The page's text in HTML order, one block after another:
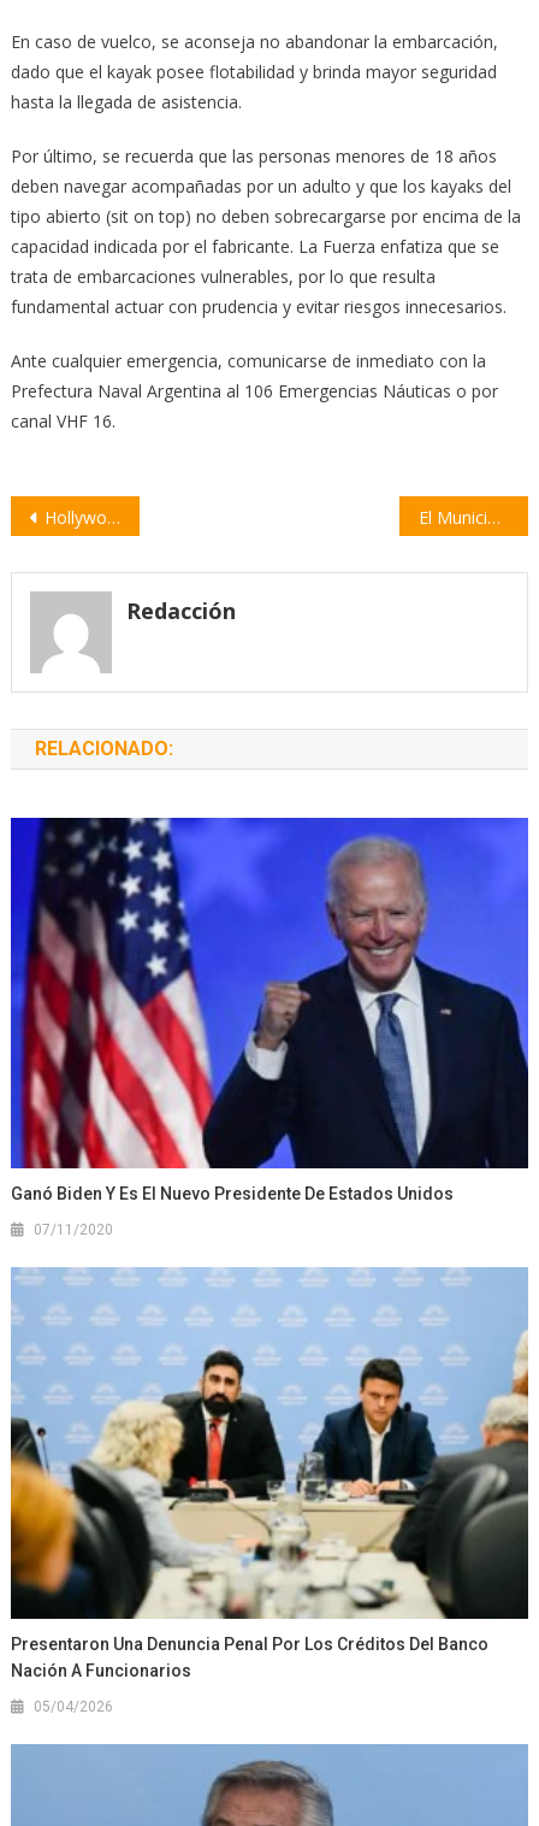
En caso de vuelco, se aconseja no abandonar la embarcación,
dado que el kayak posee flotabilidad y brinda mayor seguridad
hasta la llegada de asistencia.
Por último, se recuerda que las personas menores de 18 años
deben navegar acompañadas por un adulto y que los kayaks del
tipo abierto (sit on top) no deben sobrecargarse por encima de la
capacidad indicada por el fabricante. La Fuerza enfatiza que se
trata de embarcaciones vulnerables, por lo que resulta
fundamental actuar con prudencia y evitar riesgos innecesarios.
Ante cualquier emergencia, comunicarse de inmediato con la
Prefectura Naval Argentina al 106 Emergencias Náuticas o por
canal VHF 16.
Navegación
entradas
Hollywood ante una encrucijada histórica | por Alejandro Iuliani El Municipio expuso un presupuesto de $56.380 millones y una polémica reforma tributaria
Redacción
RELACIONADO:
Ganó Biden Y Es El Nuevo Presidente De Estados Unidos
07/11/2020
Presentaron Una Denuncia Penal Por Los Créditos Del Banco
Nación A Funcionarios
05/04/2026